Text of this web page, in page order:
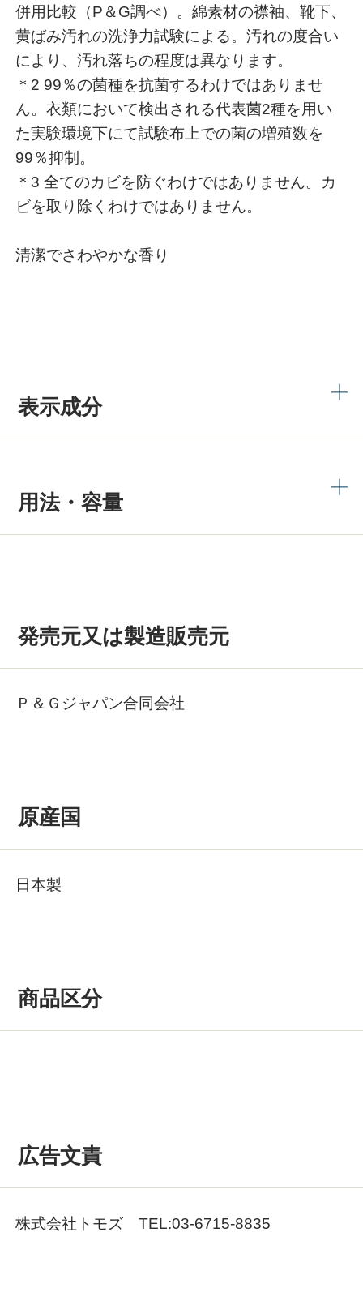
併用比較（P＆G調べ）。綿素材の襟袖、靴下、
黄ばみ汚れの洗浄力試験による。汚れの度合い
により、汚れ落ちの程度は異なります。
＊2 99％の菌種を抗菌するわけではありませ
ん。衣類において検出される代表菌2種を用い
た実験環境下にて試験布上での菌の増殖数を
99％抑制。
＊3 全てのカビを防ぐわけではありません。カ
ビを取り除くわけではありません。
清潔でさわやかな香り
表示成分
用法・容量
発売元又は製造販売元
Ｐ＆Ｇジャパン合同会社
原産国
日本製
商品区分
広告文責
株式会社トモズ TEL:03-6715-8835